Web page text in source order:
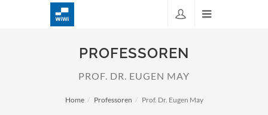
PROFESSOREN
PROF. DR. EUGEN MAY
Home Professoren Prof. Dr. Eugen May